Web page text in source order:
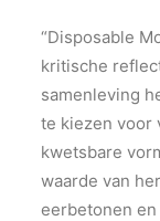
“Disposable
kritische
samenleving
te kiezen voor
kwetsbare
waarde van
eerbetonen